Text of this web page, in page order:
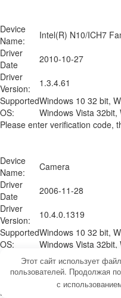
Device
Name:
Intel(R) N10/ICH7
Driver
Date
2010-10-27
Driver
Version:
1.3.4.61
Supported
OS:
Windows 10 32 bit,
Windows Vista 32bit,
Please enter verification code,
Device
Name:
Camera
Driver
Date
2006-11-28
Driver
Version:
10.4.0.1319
Supported
OS:
Windows 10 32 bit,
Windows Vista 32bit,
Please enter verification code,
Device
Этот сайт использует
пользователей. Продолжая
с